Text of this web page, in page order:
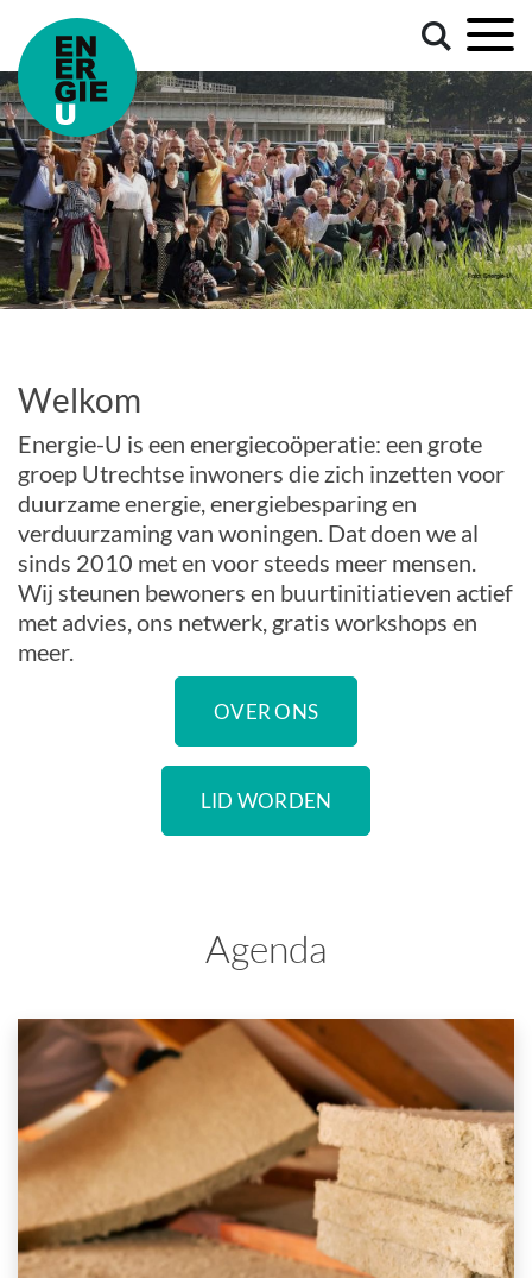
Welkom
Energie-U is een energiecoöperatie: een grote
groep Utrechtse inwoners die zich inzetten voor
duurzame energie, energiebesparing en
verduurzaming van woningen. Dat doen we al
sinds 2010 met en voor steeds meer mensen.
Wij steunen bewoners en buurtinitiatieven actief
met advies, ons netwerk, gratis workshops en
meer.
OVER ONS
LID WORDEN
Agenda